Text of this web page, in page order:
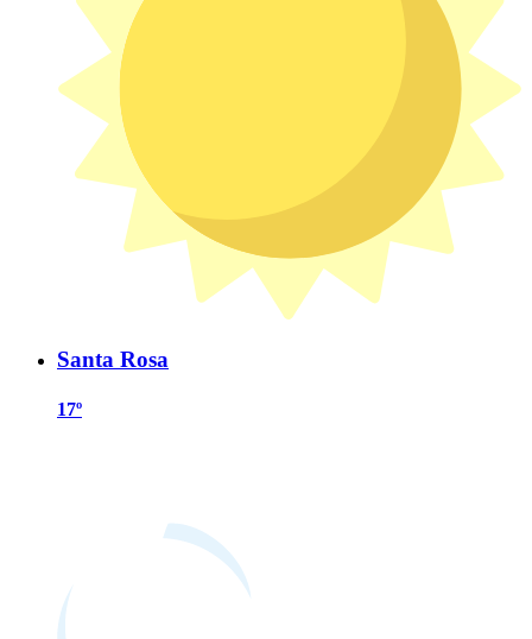
Santa Rosa
17º